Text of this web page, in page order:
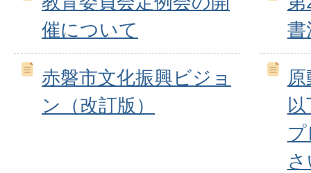
催について
書
赤磐市文化振興ビジョ
ン（改訂版）